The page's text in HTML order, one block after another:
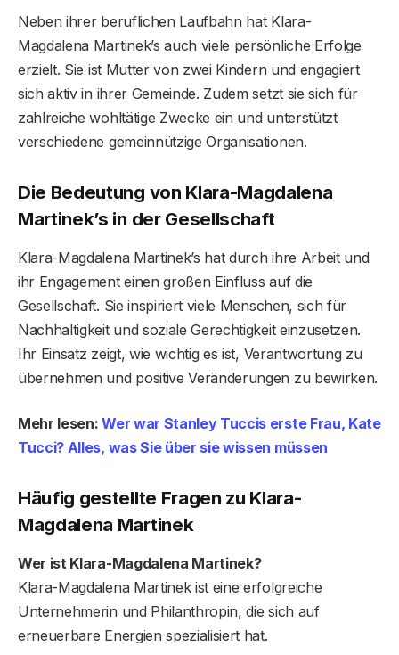
Neben ihrer beruflichen Laufbahn hat Klara-
Magdalena Martinek’s auch viele persönliche Erfolge
erzielt. Sie ist Mutter von zwei Kindern und engagiert
sich aktiv in ihrer Gemeinde. Zudem setzt sie sich für
zahlreiche wohltätige Zwecke ein und unterstützt
verschiedene gemeinnützige Organisationen.
Die Bedeutung von Klara-Magdalena
Martinek’s in der Gesellschaft
Klara-Magdalena Martinek’s hat durch ihre Arbeit und
ihr Engagement einen großen Einfluss auf die
Gesellschaft. Sie inspiriert viele Menschen, sich für
Nachhaltigkeit und soziale Gerechtigkeit einzusetzen.
Ihr Einsatz zeigt, wie wichtig es ist, Verantwortung zu
übernehmen und positive Veränderungen zu bewirken.
Mehr lesen:Wer war Stanley Tuccis erste Frau, Kate
Tucci? Alles, was Sie über sie wissen müssen
Häufig gestellte Fragen zu Klara-
Magdalena Martinek
Wer ist Klara-Magdalena Martinek?
Klara-Magdalena Martinek ist eine erfolgreiche
Unternehmerin und Philanthropin, die sich auf
erneuerbare Energien spezialisiert hat.